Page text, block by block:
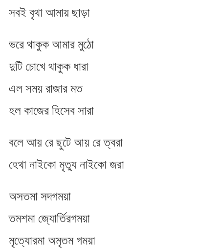
সবই বৃথা আমায় ছাড়া
ভরে থাকুক আমার মুঠো
দুটি চোখে থাকুক ধারা
এল সম​য় রাজার মত​
হল কাজের হিসেব সারা
বলে আয় রে ছুটে আয় রে ত্বরা
হেথা নাইকো মৃত্যু নাইকো জরা
অসতমা সদগম​য়া
তমশমা জ্যোর্তিরগম​য়া
মৃত্যোরমা​ অমৃতম​ গম​য়া